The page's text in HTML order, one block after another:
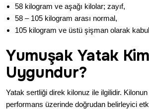
58 kilogram ve aşağı kilolar; zayıf,
58 – 105 kilogram arası normal,
105 kilogram ve üstü şişman olarak
Yumuşak Yatak
Uygundur?
Yatak sertliği direk kilonuz ile ilgilidir.
performans üzerinde doğrudan belirleyici